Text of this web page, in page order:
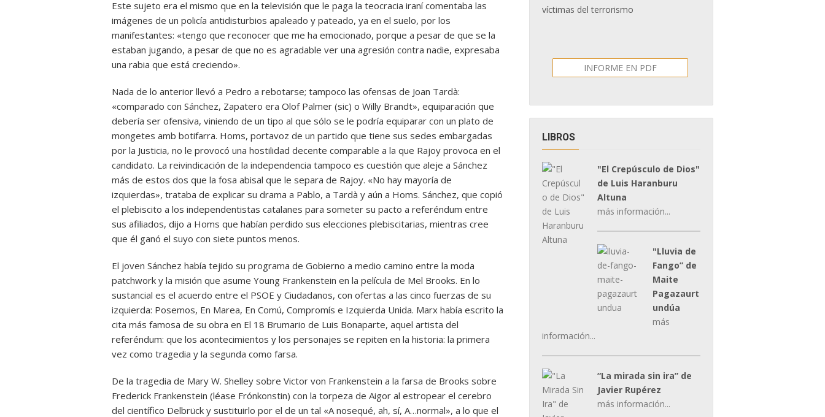
Este sujeto era el mismo que en la televisión que le paga la teocracia iraní comentaba las
imágenes de un policía antidisturbios apaleado y pateado, ya en el suelo, por los
manifestantes: «tengo que reconocer que me ha emocionado, porque a pesar de que se la
estaban jugando, a pesar de que no es agradable ver una agresión contra nadie, expresaba
una rabia que está creciendo».
Nada de lo anterior llevó a Pedro a rebotarse; tampoco las ofensas de Joan Tardà:
«comparado con Sánchez, Zapatero era Olof Palmer (sic) o Willy Brandt», equiparación que
debería ser ofensiva, viniendo de un tipo al que sólo se le podría equiparar con un plato de
mongetes amb botifarra. Homs, portavoz de un partido que tiene sus sedes embargadas
por la Justicia, no le provocó una hostilidad decente comparable a la que Rajoy provoca en el
candidato. La reivindicación de la independencia tampoco es cuestión que aleje a Sánchez
más de estos dos que la fosa abisal que le separa de Rajoy. «No hay mayoría de
izquierdas», trataba de explicar su drama a Pablo, a Tardà y aún a Homs. Sánchez, que copió
el plebiscito a los independentistas catalanes para someter su pacto a referéndum entre
sus afiliados, dijo a Homs que habían perdido sus elecciones plebiscitarias, mientras cree
que él ganó el suyo con siete puntos menos.
El joven Sánchez había tejido su programa de Gobierno a medio camino entre la moda
patchwork y la misión que asume Young Frankenstein en la película de Mel Brooks. En lo
sustancial es el acuerdo entre el PSOE y Ciudadanos, con ofertas a las cinco fuerzas de su
izquierda: Posemos, En Marea, En Comú, Compromís e Izquierda Unida. Marx había escrito la
cita más famosa de su obra en El 18 Brumario de Luis Bonaparte, aquel artista del
referéndum: que los acontecimientos y los personajes se repiten en la historia: la primera
vez como tragedia y la segunda como farsa.
De la tragedia de Mary W. Shelley sobre Victor von Frankenstein a la farsa de Brooks sobre
Frederick Frankenstein (léase Frónkonstin) con la torpeza de Aigor al estropear el cerebro
del científico Delbrück y sustituirlo por el de un tal «A nosequé, ah, sí, A…normal», a lo que el
víctimas del terrorismo
INFORME EN PDF
LIBROS
"El Crepúsculo de Dios"
de Luis Haranburu
Altuna
más información...
"Lluvia de
Fango” de
Maite
Pagazaurt
undúa
más
información...
“La mirada sin ira” de
Javier Rupérez
más información...